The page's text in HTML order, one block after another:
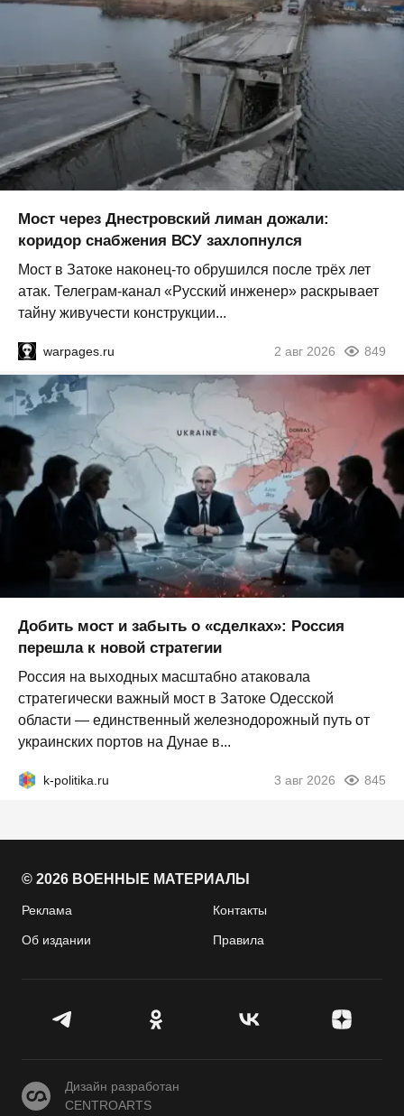
Мост через Днестровский лиман дожали:
коридор снабжения ВСУ захлопнулся
Мост в Затоке наконец-то обрушился после трёх лет
атак. Телеграм-канал «Русский инженер» раскрывает
тайну живучести конструкции...
warpages.ru 2 авг 2026 849
Добить мост и забыть о «сделках»: Россия
перешла к новой стратегии
Россия на выходных масштабно атаковала
стратегически важный мост в Затоке Одесской
области — единственный железнодорожный путь от
украинских портов на Дунае в...
k-politika.ru 3 авг 2026 845
© 2026 ВОЕННЫЕ МАТЕРИАЛЫ
Реклама Контакты
Об издании Правила
CENTROARTS